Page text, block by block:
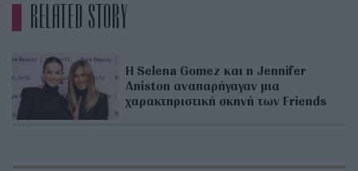
RELATED STORY
Η Selena Gomez και η Jennifer
Aniston αναπαρήγαγαν μια
χαρακτηριστική σκηνή των Friends